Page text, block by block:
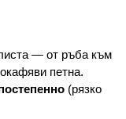
— от ръба към
петна.
(рязко